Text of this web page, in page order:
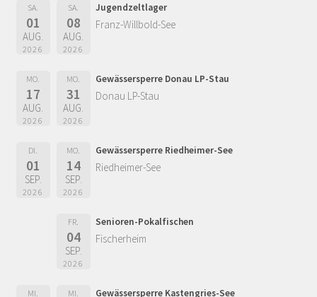
SA.
01
AUG.
2026
SA.
08
AUG.
2026
Jugendzeltlager
Franz-Willbold-See
MO.
17
AUG.
2026
MO.
31
AUG.
2026
Gewässersperre Donau LP-Stau
Donau LP-Stau
DI.
01
SEP.
2026
MO.
14
SEP.
2026
Gewässersperre Riedheimer-See
Riedheimer-See
FR.
04
SEP.
2026
Senioren-Pokalfischen
Fischerheim
MI. MI. Gewässersperre Kastengries-See